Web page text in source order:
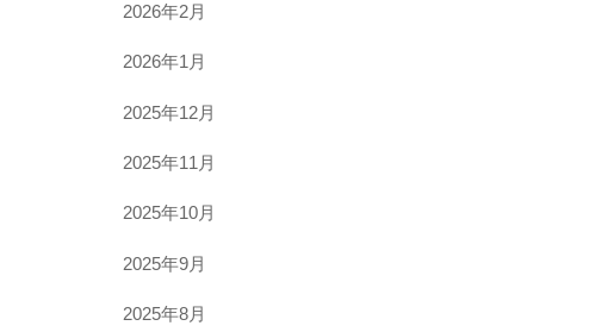
2026年2月
2026年1月
2025年12月
2025年11月
2025年10月
2025年9月
2025年8月